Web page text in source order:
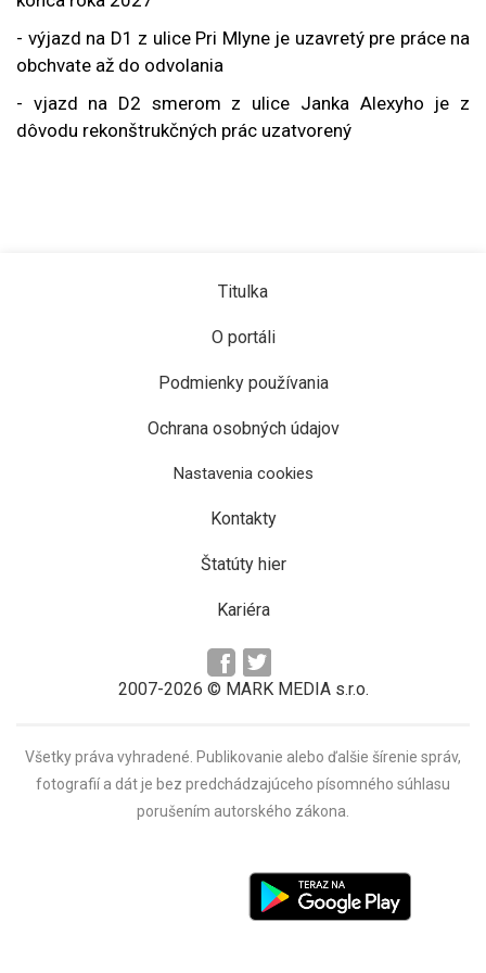
- výjazd na D1 z ulice Pri Mlyne je uzavretý pre práce na
obchvate až do odvolania
- vjazd na D2 smerom z ulice Janka Alexyho je z
dôvodu rekonštrukčných prác uzatvorený
Titulka
O portáli
Podmienky používania
Ochrana osobných údajov
Nastavenia cookies
Kontakty
Štatúty hier
Kariéra
2007-2026 © MARK MEDIA s.r.o.
Všetky práva vyhradené. Publikovanie alebo ďalšie šírenie správ,
fotografií a dát je bez predchádzajúceho písomného súhlasu
porušením autorského zákona.